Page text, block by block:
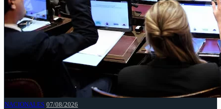
NACIONALES 07/08/2026